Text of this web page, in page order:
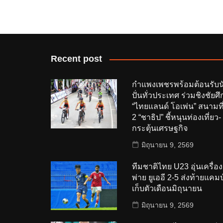
Recent post
กำแพงเพชรพร้อมต้อนรับ
ปั่นทั่วประเทศ ร่วมชิงชัยศึ
“ไทยแลนด์ โอเพ่น” สนามที่
2 “ชาธิป” ชี้หนุนท่องเที่ยว-
กระตุ้นเศรษฐกิจ
มิถุนายน 9, 2569
ทีมชาติไทย U23 อุ่นเครื่อง
พ่าย ยูเออี 2-5 ส่งท้ายแคม
เก็บตัวเดือนมิถุนายน
มิถุนายน 9, 2569